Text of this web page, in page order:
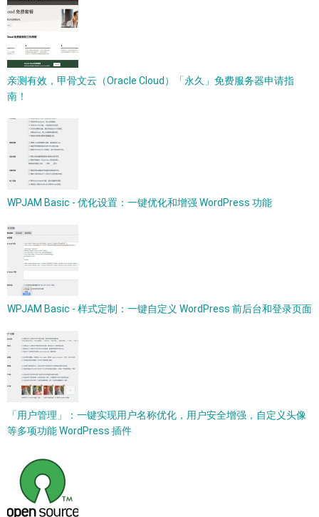
亲测有效，甲骨文云（Oracle Cloud）「永久」免费服务器申请指
南！
WPJAM Basic - 优化设置：一键优化和增强 WordPress 功能
WPJAM Basic - 样式定制：一键自定义 WordPress 前后台和登录页面
「用户管理」：一键实现用户名称优化，用户安全增强，自定义头像
等多项功能 WordPress 插件